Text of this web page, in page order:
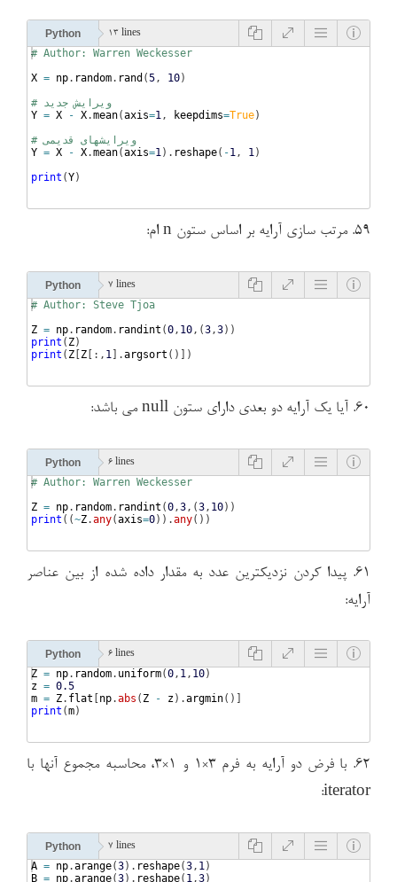
Python 13 lines
# Author: Warren Weckesser
X = np. random. rand (5, 10)
# ویرایش جدید
Y = X - X.mean(axis=1, keepdims=True)
# ویرایشهای قدیمی
Y = X - X.mean(axis=1) . reshape( -1, 1)
print (Y)
۵۹. مرتب سازی آرایه بر اساس ستون n ام:
Python 7 lines
# Author: Steve Tjoa
Z = np. random. randint (0 , 10 , (3 ,3))
print ( Z)
print ( Z [Z [ :, 1 ] .argsort ( )])
۶۰. آیا یک آرایه دو بعدی دارای ستون null می باشد:
Python 6 lines
# Author: Warren Weckesser
Z = np. random. randint (0 ,3 , (3 , 10))
print ((~Z.any(axis=0)) .any( ))
۶۱. پیدا کردن نزدیکترین عدد به مقدار داده شده از بین عناصر
آرایه:
Python 6 lines
Z = np. random. uniform(0, 1, 10)
z = 0.5
m = Z. flat np.abs ( Z - z) .argmin( )]
print (m)
۶۲. با فرض دو آرایه به فرم ۳×۱ و ۱×۳، محاسبه مجموع آنها با
iterator:
Python 7 lines
A = np.arange(3) . reshape(3, 1)
B = np.arange(3) . reshape( 1,3)